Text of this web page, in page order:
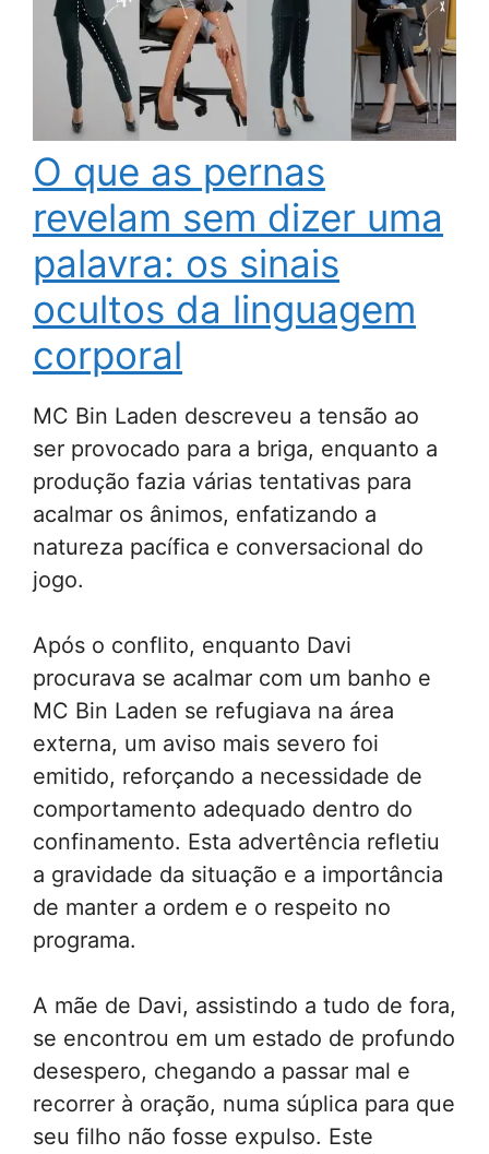
O que as pernas
revelam sem dizer uma
palavra: os sinais
ocultos da linguagem
corporal
MC Bin Laden descreveu a tensão ao
ser provocado para a briga, enquanto a
produção fazia várias tentativas para
acalmar os ânimos, enfatizando a
natureza pacífica e conversacional do
jogo.
Após o conflito, enquanto Davi
procurava se acalmar com um banho e
MC Bin Laden se refugiava na área
externa, um aviso mais severo foi
emitido, reforçando a necessidade de
comportamento adequado dentro do
confinamento. Esta advertência refletiu
a gravidade da situação e a importância
de manter a ordem e o respeito no
programa.
A mãe de Davi, assistindo a tudo de fora,
se encontrou em um estado de profundo
desespero, chegando a passar mal e
recorrer à oração, numa súplica para que
seu filho não fosse expulso. Este